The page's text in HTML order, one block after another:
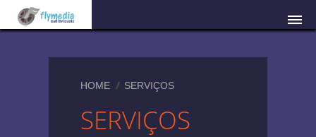
SERVIÇOS
HOME SERVIÇOS